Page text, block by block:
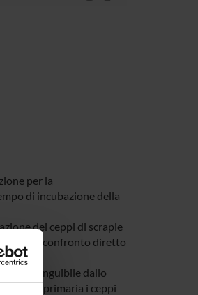
per la
di incubazione della
dei ceppi di scrapie
un confronto diretto
è indistinguibile dallo
primaria i ceppi